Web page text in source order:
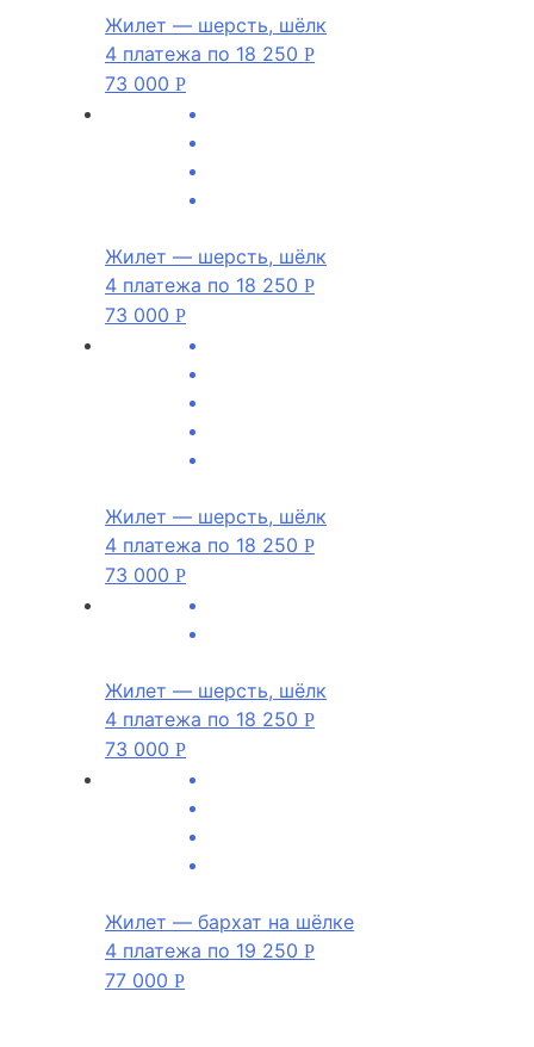
Жилет — шерсть, шёлк
4 платежа по 18 250 Р
73 000 Р
Жилет — шерсть, шёлк
4 платежа по 18 250 Р
73 000 Р
Жилет — шерсть, шёлк
4 платежа по 18 250 Р
73 000 Р
Жилет — шерсть, шёлк
4 платежа по 18 250 Р
73 000 Р
Жилет — бархат на шёлке
4 платежа по 19 250 Р
77 000 Р